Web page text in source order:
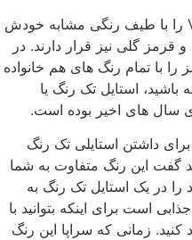
در حقیقت بد نیست Viva Magenta را با طیف رنگی مشابه خودش
گلی نیز قرار دارند. در
با تمام رنگ های هم خانواده
استایل تک رنگ یا
سال های اخیر بوده است.
شاید به نظر برسد رنگ سال 2023 برای داشتن استایلی تک رنگ
گفت این رنگ متفاوت به شما
در یک استایل تک رنگ به
است برای اینکه بتوانید با
کنید. زمانی که سراپا این رنگ